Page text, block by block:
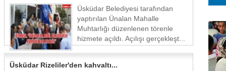
Üsküdar Belediyesi tarafından
yaptırılan Ünalan Mahalle
Muhtarlığı düzenlenen törenle
hizmete açıldı. Açılışı gerçekleşt...
Üsküdar Rizeliler'den kahvaltı...